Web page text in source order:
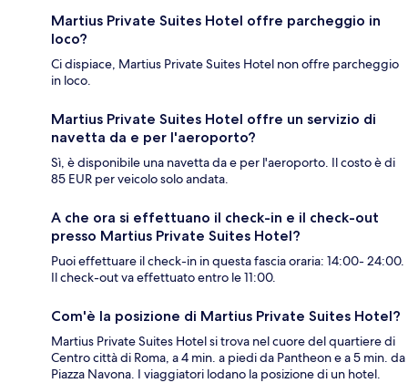
Martius Private Suites Hotel offre parcheggio in
loco?
Ci dispiace, Martius Private Suites Hotel non offre parcheggio
in loco.
Martius Private Suites Hotel offre un servizio di
navetta da e per l'aeroporto?
Sì, è disponibile una navetta da e per l'aeroporto. Il costo è di
85 EUR per veicolo solo andata.
A che ora si effettuano il check-in e il check-out
presso Martius Private Suites Hotel?
Puoi effettuare il check-in in questa fascia oraria: 14:00- 24:00.
Il check-out va effettuato entro le 11:00.
Com'è la posizione di Martius Private Suites Hotel?
Martius Private Suites Hotel si trova nel cuore del quartiere di
Centro città di Roma, a 4 min. a piedi da Pantheon e a 5 min. da
Piazza Navona. I viaggiatori lodano la posizione di un hotel.